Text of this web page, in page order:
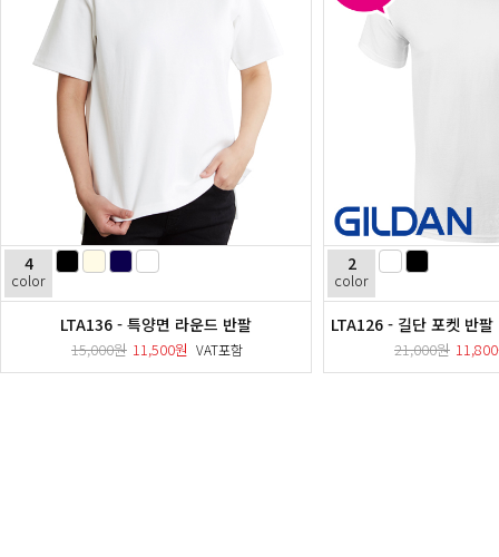
4
color
LTA136 - 특양면 라운드 반팔
15,000원 11,500원 VAT포함
2
color
LTA126 - 길단 포켓 반
21,000원